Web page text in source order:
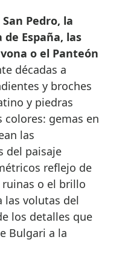
Pedro, la
España, las
o el Panteón
décadas a
y broches
y piedras
gemas en
las
del paisaje
reflejo de
ruinas o el brillo
las volutas del
los detalles que
Bulgari a la